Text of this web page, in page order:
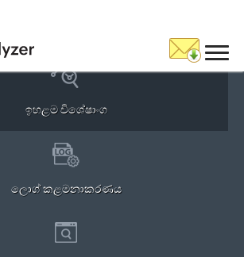
ඉහළම විශේෂාංග
ලොග් කළමනාකරණය